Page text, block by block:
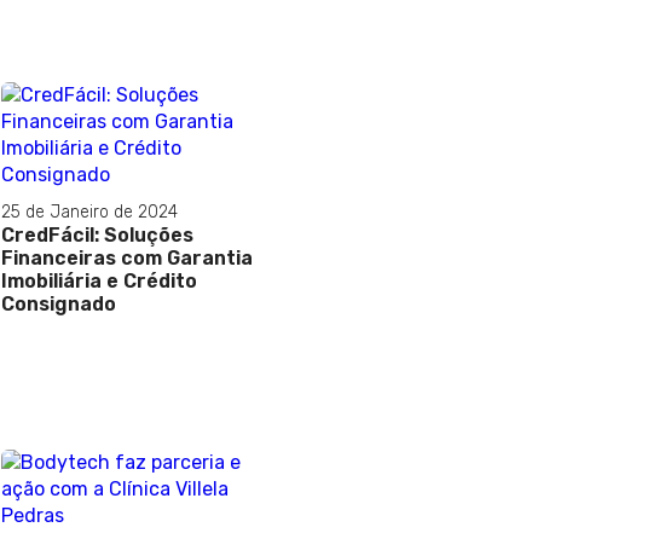
25 de Janeiro de 2024
CredFácil: Soluções
Financeiras com Garantia
Imobiliária e Crédito
Consignado